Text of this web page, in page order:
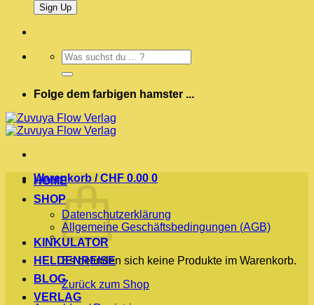
Suchen
nach:
Folge dem farbigen hamster ...
Warenkorb /CHF 0.00 0
Es befinden sich keine Produkte im Warenkorb.
Zurück zum Shop
HOME
SHOP
Datenschutzerklärung
Allgemeine Geschäftsbedingungen (AGB)
KINKULATOR
HELDENREISE
BLOG
VERLAG